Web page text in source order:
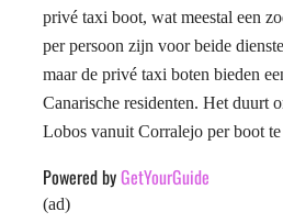
privé taxi boot, wat meestal een
per persoon zijn voor beide
maar de privé taxi boten bieden
Canarische residenten. Het duurt
Lobos vanuit Corralejo per boot
Powered byGetYourGuide
(ad)